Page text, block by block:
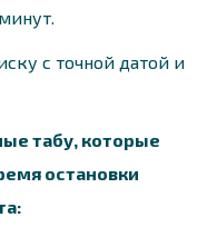
с точной датой и
табу, которые
остановки